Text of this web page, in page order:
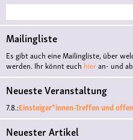
Suche
Mailingliste
Es gibt auch eine Mailingliste, über
werden. Ihr könnt euch hieran- und
Neueste Veranstaltung
7.8.:Einsteiger*innen-Treffen und
Neuester Artikel